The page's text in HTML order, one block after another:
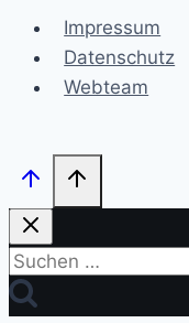
Impressum
Datenschutz
Webteam
Suchen
nach: